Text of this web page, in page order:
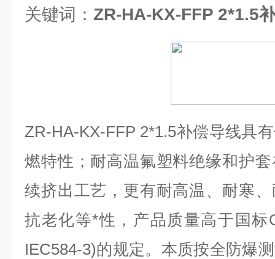
关键词： ZR-HA-KX-FFP 2*1.5
ZR-HA-KX-FFP 2*1.5补偿导线具
燃特性；耐高温氟塑料绝缘和护
续挤出工艺，更有耐高温、耐寒
抗老化等*性，产品质量高于国标
IEC584-3)的规定。 本质按全防爆